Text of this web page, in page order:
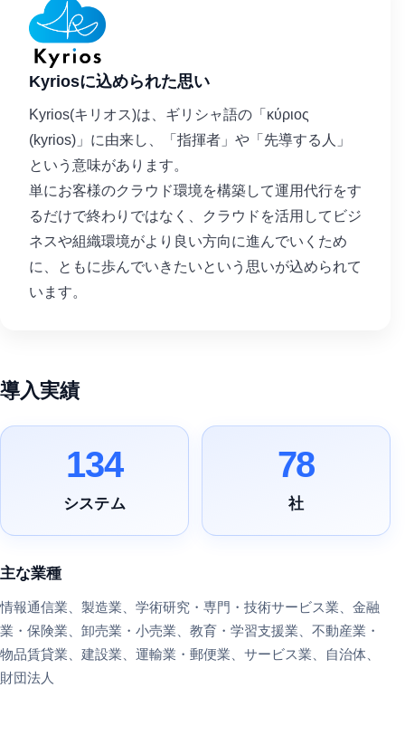
Kyriosに込められた思い
Kyrios(キリオス)は、ギリシャ語の「κύριος
(kyrios)」に由来し、「指揮者」や「先導する人」
という意味があります。
単にお客様のクラウド環境を構築して運用代行をす
るだけで終わりではなく、クラウドを活用してビジ
ネスや組織環境がより良い方向に進んでいくため
に、ともに歩んでいきたいという思いが込められて
います。
導入実績
134
システム
78
社
主な業種
情報通信業、製造業、学術研究・専門・技術サービス業、金融
業・保険業、卸売業・小売業、教育・学習支援業、不動産業・
物品賃貸業、建設業、運輸業・郵便業、サービス業、自治体、
財団法人